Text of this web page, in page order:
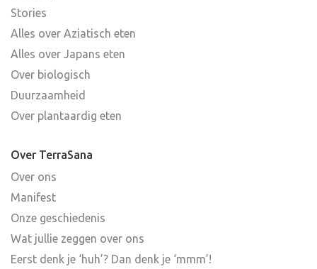
Stories
Alles over Aziatisch eten
Alles over Japans eten
Over biologisch
Duurzaamheid
Over plantaardig eten
Over TerraSana
Over ons
Manifest
Onze geschiedenis
Wat jullie zeggen over ons
Eerst denk je ‘huh’? Dan denk je ‘mmm’!